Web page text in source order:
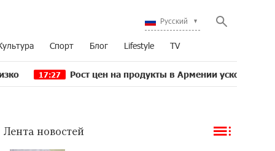
Русский
Спорт Блог Lifestyle TV
Рост цен на продукты в Армении ускорился до 8,6%:
Лента новостей